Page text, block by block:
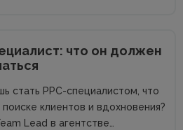
что он должен
стать РРС-специалистом, что
клиентов и вдохновения?
Lead в агентстве